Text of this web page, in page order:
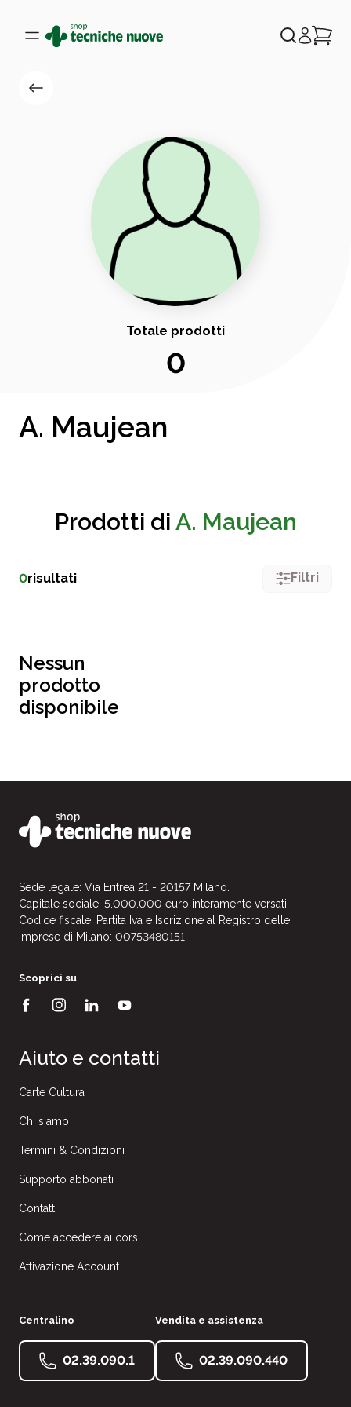
Totale prodotti
0
A. Maujean
Prodotti di A. Maujean
0risultati Filtri
Nessun
prodotto
disponibile
Sede legale: Via Eritrea 21 - 20157 Milano.
Capitale sociale: 5.000.000 euro interamente versati.
Codice fiscale, Partita Iva e Iscrizione al Registro delle
Imprese di Milano: 00753480151
Scoprici su
Aiuto e contatti
Carte Cultura
Chi siamo
Termini & Condizioni
Supporto abbonati
Contatti
Come accedere ai corsi
Attivazione Account
Centralino
02.39.090.1
Vendita e assistenza
02.39.090.440